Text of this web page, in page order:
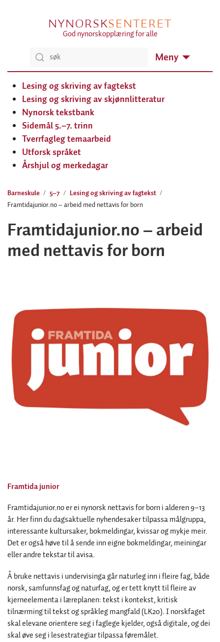
NYNORSKSENTERET
God nynorskopplæring for alle
Meny
Lesing og skriving av fagtekst
Lesing og skriving av skjønnlitteratur
Nynorsk tekstbank
Sidemål 5.–7. trinn
Tverrfagleg temaarbeid
Utforsk språket
Årshjul og merkedagar
Barneskule 5–7
Lesing og skriving av fagtekst
Framtidajunior.no – arbeid med nettavis for born
Framtidajunior.no – arbeid
med nettavis for born
Framtida junior
Framtidajunior.no er ei nynorsk nettavis for born i alderen 9–13
år. Her finn du dagsaktuelle nyhendesaker tilpassa målgruppa,
interessante kultursaker, bokmeldingar, kvissar og mykje meir.
Det er også høve til å sende inn eigne bokmeldingar, meiningar
eller andre tekstar til avisa.
Å bruke nettavis i undervisinga går naturleg inn i fleire fag, både
norsk, samfunnsfag og naturfag, og er tett knytt til fleire av
kjerneelementa i læreplanen: tekst i kontekst, kritisk
tilnærming til tekst og språkleg mangfald (LK20). I norskfaget
skal elevane orientere seg i faglege kjelder, også digitale, og dei
skal øve seg i lesestrategiar tilpassa føremålet.